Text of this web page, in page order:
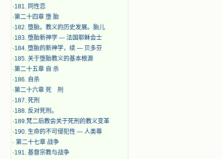
·181. 同性恋
·第二十四章 堕 胎
·182. 堕胎。教义的历史发展。胎儿
·183. 堕胎新神学 — 法国耶稣会士
·184. 堕胎的新神学，续 — 贝多芬
·185. 关于堕胎教义的基本根源
·第二十五章 自 杀
·186. 自杀
·第二十六章 死 刑
·187. 死刑
·188. 反对死刑。
·189.梵二后教会关于死刑的教义变革
·190. 生命的不可侵犯性 — 人类尊
· 第二十七章 战争
·191. 基督宗教与战争